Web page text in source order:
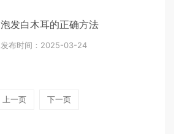
泡发白木耳的正确方法
发布时间：2025-03-24
上一页 下一页